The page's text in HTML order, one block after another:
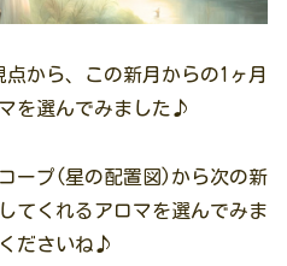
点から、この新月からの1ヶ月
を選んでみました♪
ープ(星の配置図)から次の新
てくれるアロマを選んでみま
ださいね♪